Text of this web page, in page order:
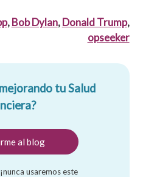
,Bob Dylan,Donald Trump,
opseeker
tu Salud
usaremos este